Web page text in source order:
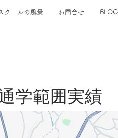
スクールの風景 お問合せ BLOG
学範囲実績